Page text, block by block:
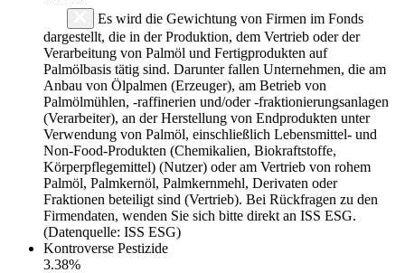
Es wird die Gewichtung von Firmen im Fonds
dargestellt, die in der Produktion, dem Vertrieb oder der
Verarbeitung von Palmöl und Fertigprodukten auf
Palmölbasis tätig sind. Darunter fallen Unternehmen, die am
Anbau von Ölpalmen (Erzeuger), am Betrieb von
Palmölmühlen, -raffinerien und/oder -fraktionierungsanlagen
(Verarbeiter), an der Herstellung von Endprodukten unter
Verwendung von Palmöl, einschließlich Lebensmittel- und
Non-Food-Produkten (Chemikalien, Biokraftstoffe,
Körperpflegemittel) (Nutzer) oder am Vertrieb von rohem
Palmöl, Palmkernöl, Palmkernmehl, Derivaten oder
Fraktionen beteiligt sind (Vertrieb). Bei Rückfragen zu den
Firmendaten, wenden Sie sich bitte direkt an ISS ESG.
(Datenquelle: ISS ESG)
Kontroverse Pestizide
3.38%